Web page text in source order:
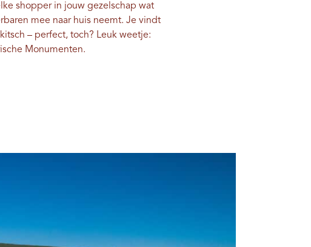
shopper in jouw gezelschap wat
mee naar huis neemt. Je vindt
– perfect, toch? Leuk weetje:
Monumenten.